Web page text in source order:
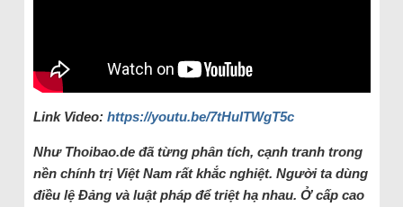
Link Video: https://youtu.be/7tHuITWgT5c
NhưThoibao.de đã từng phân tích, cạnh tranhtrong
nền chính trị Việt Nam rất khắc nghiệt. Người ta dùng
điều lệ Đảng và luậtpháp để triệt hạ nhau. Ởcấp cao